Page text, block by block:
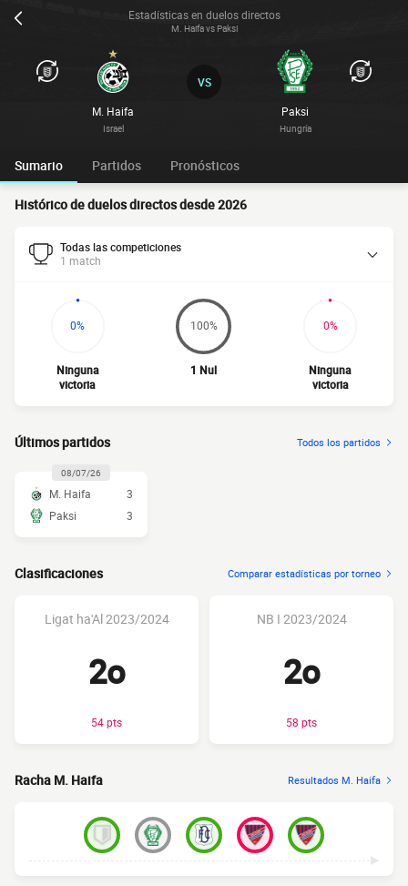
Estadísticas en duelos directos
M. Haifa vs Paksi
M. Haifa
Israel
Paksi
Hungría
VS
Sumario Partidos Pronósticos
Histórico de duelos directos desde 2026
Todas las competiciones
1 match
0%
Ninguna
victoria
100%
1 Nul
0%
Ninguna
victoria
Últimos partidos Todos los partidos
08/07/26
M. Haifa
3
Paksi
3
Clasificaciones Comparar estadísticas por torneo
Ligat ha'Al 2023/2024
2o
54 pts
NB I 2023/2024
2o
58 pts
Racha M. Haifa Resultados M. Haifa